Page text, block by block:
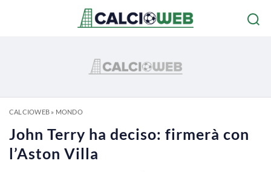
CALCIOWEB» MONDO
John Terry ha deciso: firmerà con
l’Aston Villa